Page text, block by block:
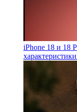
iPhone 18 и 18
характеристики